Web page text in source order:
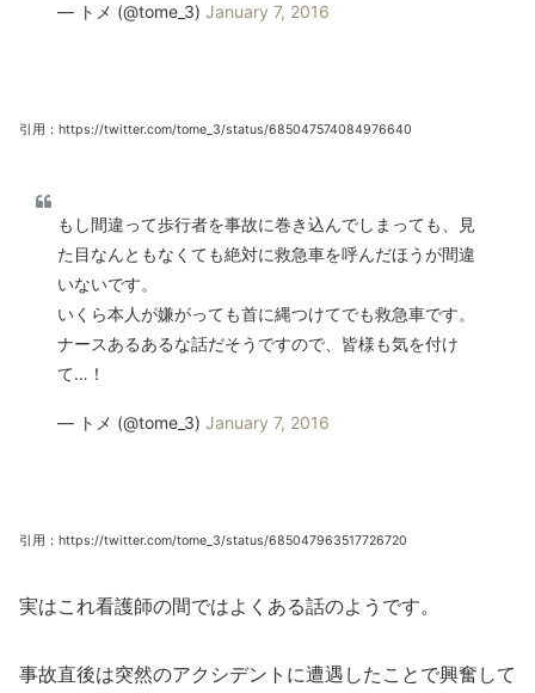
— トメ (@tome_3) January 7, 2016
引用：https://twitter.com/tome_3/status/685047574084976640
もし間違って歩行者を事故に巻き込んでしまっても、見
た目なんともなくても絶対に救急車を呼んだほうが間違
いないです。
いくら本人が嫌がっても首に縄つけてでも救急車です。
ナースあるあるな話だそうですので、皆様も気を付け
て…！
— トメ (@tome_3) January 7, 2016
引用：https://twitter.com/tome_3/status/685047963517726720
実はこれ看護師の間ではよくある話のようです。
事故直後は突然のアクシデントに遭遇したことで興奮して